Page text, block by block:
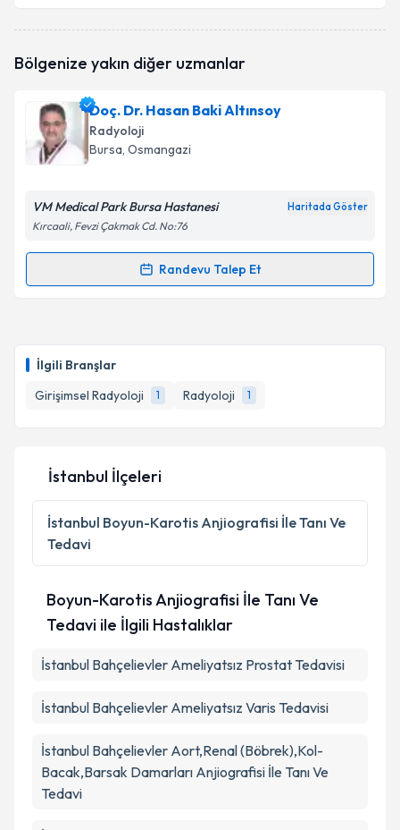
İlgili Branşlar
Girişimsel Radyoloji
1 Radyoloji 1
takvimi talebi oluşturun. Size bu uzmandan randevu
bilgilendireceğiz.
E-posta Adresiniz
Kişisel verilerimin işlenmesine ilişkin
kapsamda işlenmesini kabul ediyorum.
Bölgenize yakın diğer uzmanlar
Doç. Dr. Hasan Baki Altınsoy
Radyoloji
Bursa, Osmangazi
VM Medical Park Bursa Hastanesi Haritada Göster
Kırcaali, Fevzi Çakmak Cd. No:76
Randevu Talep Et
Randevu Takvimi Talebi
için bir takvim hazırlandığında e-posta ile
bilgilendireceğiz.
E-posta Adresiniz
Kişisel verilerimin işlenmesine ilişkinAydınlatma
Metni'ni okudum ve kişisel verilerimin belirtilen
kapsamda işlenmesini kabul ediyorum.
Takvim Talebini Gönder
İstanbul İlçeleri
İstanbul Boyun-Karotis Anjiografisi İle Tanı Ve
Tedavi
Boyun-Karotis Anjiografisi İle Tanı Ve
Tedavi ile İlgili Hastalıklar
İstanbul Bahçelievler Ameliyatsız Prostat Tedavisi
İstanbul Bahçelievler Ameliyatsız Varis Tedavisi
İstanbul Bahçelievler Aort,Renal (Böbrek),Kol-
Bacak,Barsak Damarları Anjiografisi İle Tanı Ve
Tedavi